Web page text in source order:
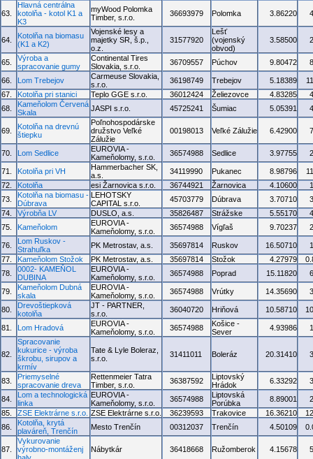
63.
Hlavná centrálna
kotolňa - kotol K1 a
K3
myWood Polomka
Timber, s.r.o.
36693979 Polomka 3.86220
64.
Kotolňa na biomasu
(K1 a K2)
Vojenské lesy a
majetky SR, š.p.,
o.z.
31577920
Lešť
(vojenský
obvod)
3.58500
65.
Výroba a
spracovanie gumy
Continental Tires
Slovakia, s.r.o.
36709557 Púchov 9.80472
66. Lom Trebejov
Carmeuse Slovakia,
s.r.o.
36198749 Trebejov 5.18389
67.
Kotolňa pri stanici Teplo GGE s.r.o. 36012424 Želiezovce 4.83285
68.
Kameňolom Červená
Skala
JASPI s.r.o. 45725241 Šumiac 5.05391
69.
Kotolňa na drevnú
štiepku
Poľnohospodárske
družstvo Veľké
Zálužie
00198013 Veľké Zálužie 6.42900
70. Lom Sedlice
EUROVIA -
Kameňolomy, s.r.o.
36574988 Sedlice 3.97755
71. Kotolňa pri VH
Hammerbacher SK,
a.s.
34119990 Pukanec 8.98796
72.
Kotolňa esi Žarnovica s.r.o. 36744921 Žarnovica 4.10600
73.
Kotolňa na biomasu -
Dúbrava
LEHOTSKY
CAPITAL s.r.o.
45703779 Dúbrava 3.70710
74.
Výrobňa LV DUSLO, a.s. 35826487 Strážske 5.55170
75.
Kameňolom
EUROVIA -
Kameňolomy, s.r.o.
36574988 Vígľaš 9.70237
76.
Lom Ruskov -
Strahuľka
PK Metrostav, a.s. 35697814 Ruskov 16.50710
77.
Kameňolom Stožok PK Metrostav, a.s. 35697814 Stožok 4.27979
78.
0002- KAMEŇOL
DUBINA
EUROVIA -
Kameňolomy, s.r.o.
36574988 Poprad 15.11820
79.
Kameňolom Dubná
skala
EUROVIA -
Kameňolomy, s.r.o.
36574988 Vrútky 14.35690
80.
Drevoštiepková
kotolňa
JT - PARTNER,
s.r.o.
36040720 Hriňová 10.58710
81. Lom Hradová
EUROVIA -
Kameňolomy, s.r.o.
36574988
Košice -
Sever
4.93986
82.
Spracovanie
kukurice - výroba
škrobu, sirupov a
krmív
Tate & Lyle Boleraz,
s.r.o.
31411011 Boleráz 20.31410
83.
Priemyselné
spracovanie dreva
Rettenmeier Tatra
Timber, s.r.o.
36387592
Liptovský
Hrádok
6.33292
84.
Lom a technologická
linka
EUROVIA -
Kameňolomy, s.r.o.
36574988
Liptovská
Porúbka
8.89001
85.
ZSE Elektrárne s.r.o. ZSE Elektrárne s.r.o. 36239593 Trakovice 16.36210
86.
Kotolňa, krytá
plaváreň, Trenčín
Mesto Trenčín 00312037 Trenčín 4.50109
87.
Vykurovanie
výrobno-montáženj
Nábytkár 36418668 Ružomberok 4.15678